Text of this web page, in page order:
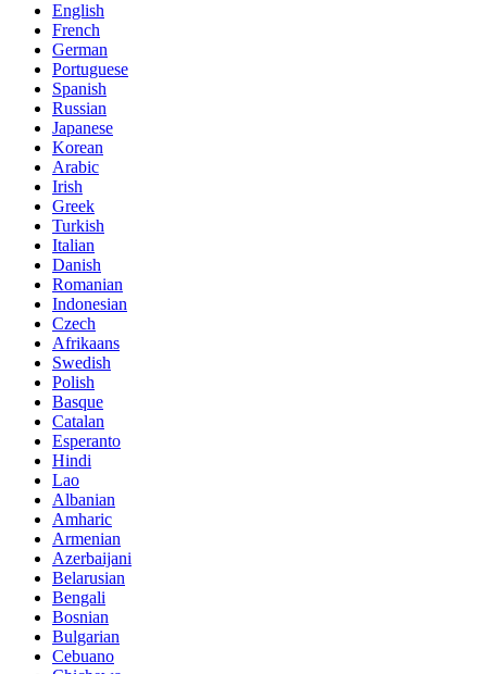
English
French
German
Portuguese
Spanish
Russian
Japanese
Korean
Arabic
Irish
Greek
Turkish
Italian
Danish
Romanian
Indonesian
Czech
Afrikaans
Swedish
Polish
Basque
Catalan
Esperanto
Hindi
Lao
Albanian
Amharic
Armenian
Azerbaijani
Belarusian
Bengali
Bosnian
Bulgarian
Cebuano